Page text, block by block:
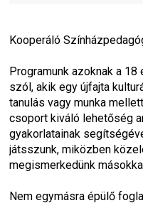
Kooperáló
Programunk azoknak a
szól, akik egy újfajta
tanulás vagy munka
csoport kiváló lehetőség
gyakorlatainak
játsszunk, miközben
megismerkedünk
Nem egymásra épülő